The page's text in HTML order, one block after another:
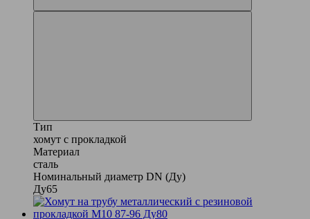
Тип
хомут с прокладкой
Материал
сталь
Номинальный диаметр DN (Ду)
Ду65